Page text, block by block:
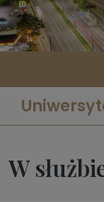
STUDIA
NAUKA
W